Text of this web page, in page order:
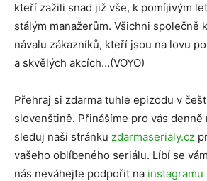
kteří zažili snad již vše, k pomíjivým
stálým manažerům. Všichni společně
návalu zákazníků, kteří jsou na lovu
a skvělých akcích…(VOYO)
Přehraj si zdarma tuhle epizodu v
slovenštině. Přinášíme pro vás denně
sleduj naši stránku zdarmaserialy.cz
vašeho oblíbeného seriálu. Líbí se
nás neváhejte podpořit na instagramu